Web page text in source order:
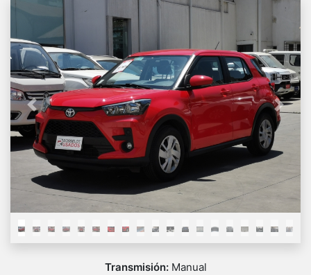
Previous Next
Transmisión: Manual